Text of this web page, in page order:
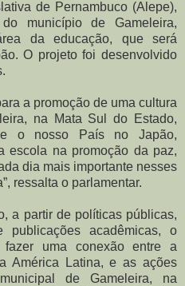
de Pernambuco (Alepe),
município de Gameleira,
da educação, que será
O projeto foi desenvolvido
a promoção de uma cultura
na Mata Sul do Estado,
e o nosso País no Japão,
escola na promoção da paz,
dia mais importante nesses
ressalta o parlamentar.
a partir de políticas públicas,
acadêmicas, o
uma conexão entre a
América Latina, e as ações
de Gameleira, na